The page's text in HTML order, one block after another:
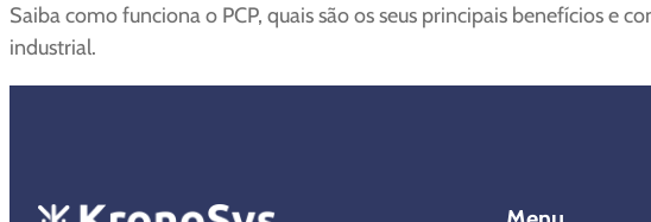
Saiba como funciona o PCP, quais são os seus principais benefícios e
industrial.